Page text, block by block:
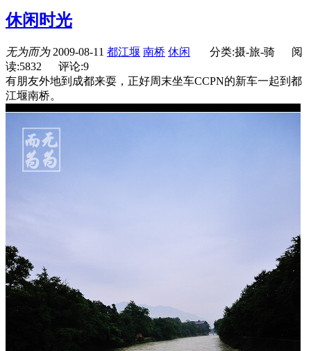
休闲时光
无为而为 2009-08-11 都江堰 南桥 休闲 分类:摄-旅-骑
阅
读:5832
评论:9
有朋友外地到成都来耍，正好周末坐车CCPN的新车一起到都
江堰南桥。